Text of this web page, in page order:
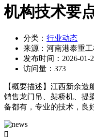
机构技术要
分类： 行业动态
来源： 河南港泰重
发布时间： 2026-01-
访问量： 373
【概要描述】 江西新余造
销售龙门吊、架桥机、提
备都有，专业的技术，良
